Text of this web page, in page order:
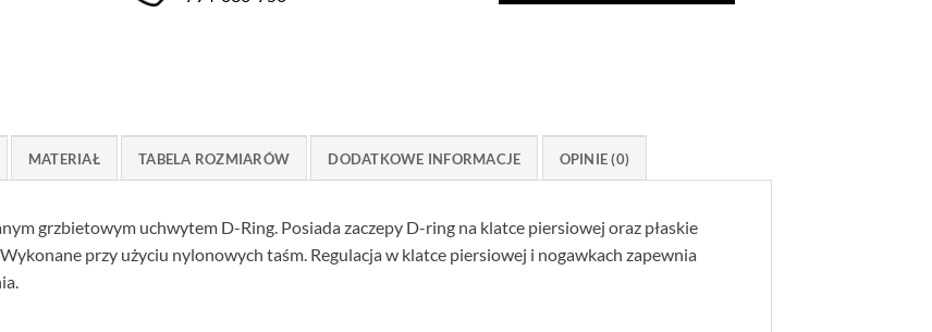
MATERIAŁ TABELA ROZMIARÓW DODATKOWE INFORMACJE OPINIE (0)
grzbietowym uchwytem D-Ring. Posiada zaczepy D-ring na klatce piersiowej oraz płaskie
przy użyciu nylonowych taśm. Regulacja w klatce piersiowej i nogawkach zapewnia